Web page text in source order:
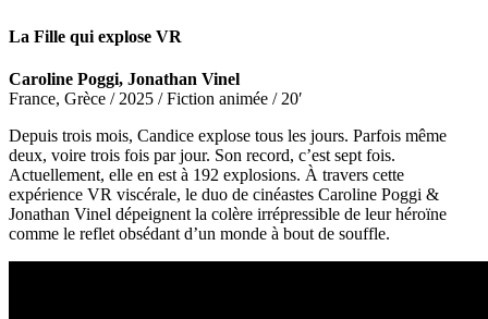
La Fille qui explose VR
Caroline Poggi, Jonathan Vinel
France, Grèce / 2025 / Fiction animée / 20′
Depuis trois mois, Candice explose tous les jours. Parfois même
deux, voire trois fois par jour. Son record, c’est sept fois.
Actuellement, elle en est à 192 explosions. À travers cette
expérience VR viscérale, le duo de cinéastes Caroline Poggi &
Jonathan Vinel dépeignent la colère irrépressible de leur héroïne
comme le reflet obsédant d’un monde à bout de souffle.